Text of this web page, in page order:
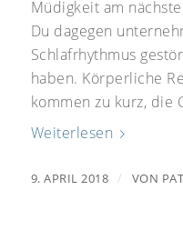
Müdigkeit am
Du dagegen
Schlafrhythmus
haben. Körperliche
kommen zu kurz, die
Weiterlesen
9. APRIL 2018 / VON